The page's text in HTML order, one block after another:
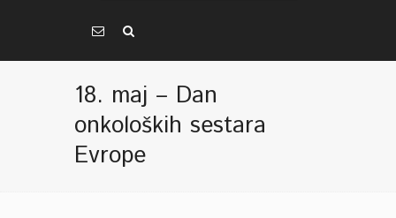
18. maj – Dan
onkoloških sestara
Evrope